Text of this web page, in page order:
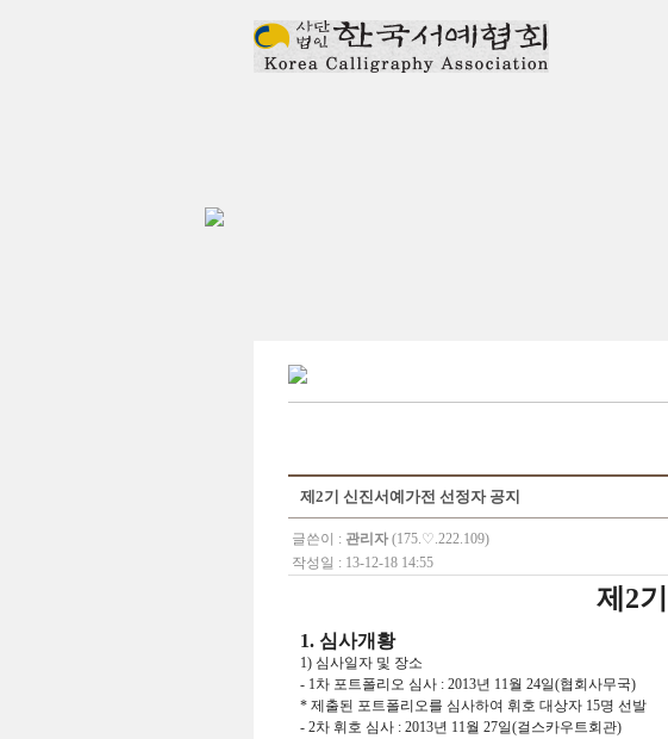
제2기 신진서예가전 선정자 공지
글쓴이 : 관리자 (175.♡.222.109)
작성일 : 13-12-18 14:55
제2
1. 심사개황
1) 심사일자 및 장소
- 1차 포트폴리오 심사 : 2013년 11월 24일(협회사무국)
* 제출된 포트폴리오를 심사하여 휘호 대상자 15명 선발
- 2차 휘호 심사 : 2013년 11월 27일(걸스카우트회관)